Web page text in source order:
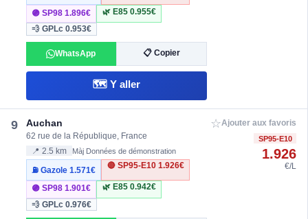
🟣 SP981.896€ 🌿 E85 0.955€
💨 GPLc0.953€
WhatsApp 📋 Copier
🗺️ Y aller
9 Auchan
62 rue de la République, France
📍 2.5 km Màj Données de démonstration
⛽ Gazole1.571€
🔴 SP95-E10 1.926€
🟣 SP981.901€ 🌿 E85 0.942€
💨 GPLc0.976€
☆Ajouter aux favoris
SP95-E10
1.926
€/L